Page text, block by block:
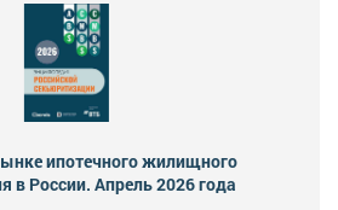
ипотечного жилищного
в России. Апрель 2026 года